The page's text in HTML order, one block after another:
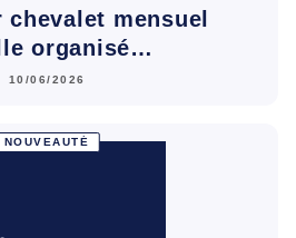
mensuel
organisé…
10/06/2026
NOUVEAUTÉ